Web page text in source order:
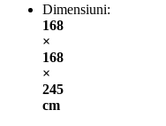
Dimensiuni:
168
×
168
×
245
cm